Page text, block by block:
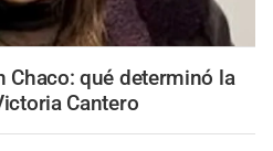
Chaco: qué determinó la
Cantero